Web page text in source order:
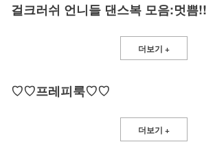
걸크러쉬 언니들 댄스복 모음:멋쁨!!
더보기 +
♡♡프레피룩♡♡
더보기 +